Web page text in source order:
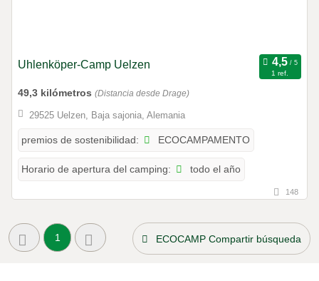
Uhlenköper-Camp Uelzen
1 ref.
49,3 kilómetros (Distancia desde Drage)
29525 Uelzen, Baja sajonia, Alemania
premios de sostenibilidad: ECOCAMPAMENTO
Horario de apertura del camping: todo el año
148
1 ECOCAMP Compartir búsqueda